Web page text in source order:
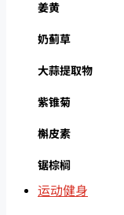
姜黄
奶蓟草
大蒜提取物
紫锥菊
槲皮素
锯棕榈
运动健身